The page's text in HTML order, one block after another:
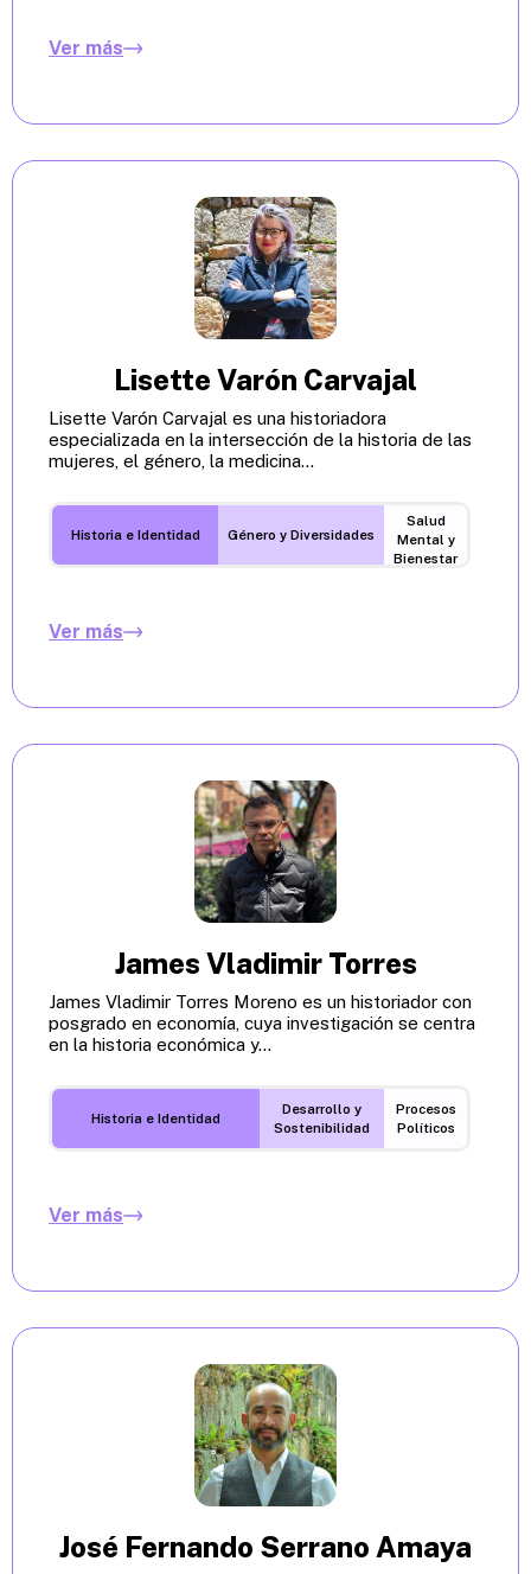
Ver más
Lisette Varón Carvajal
Lisette Varón Carvajal es una historiadora
especializada en la intersección de la historia de las
mujeres, el género, la medicina...
Historia e Identidad Género y Diversidades
Salud
Mental y
Bienestar
Ver más
James Vladimir Torres
James Vladimir Torres Moreno es un historiador con
posgrado en economía, cuya investigación se centra
en la historia económica y...
Historia e Identidad
Desarrollo y
Sostenibilidad
Procesos
Políticos
Ver más
José Fernando Serrano Amaya